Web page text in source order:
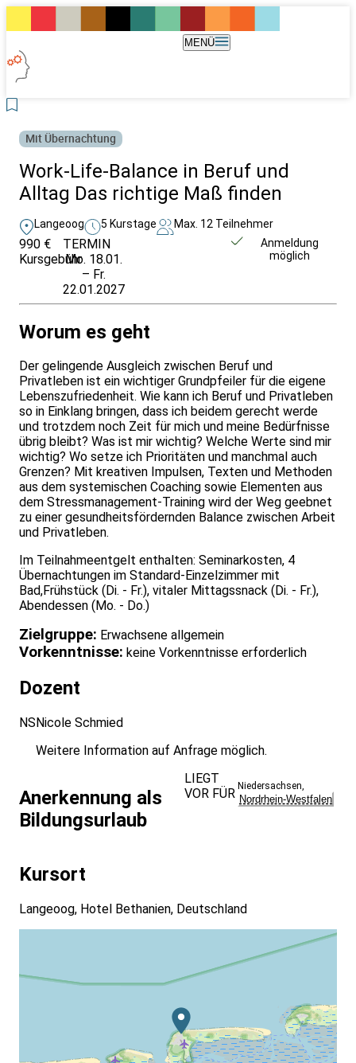
MENÜ
Mit Übernachtung
Work-Life-Balance in Beruf und
Alltag Das richtige Maß finden
Langeoog 5 Kurstage Max. 12 Teilnehmer
990 €
Kursgebühr
TERMIN
Mo. 18.01.
– Fr.
22.01.2027
Anmeldung
möglich
Worum es geht
Der gelingende Ausgleich zwischen Beruf und
Privatleben ist ein wichtiger Grundpfeiler für die eigene
Lebenszufriedenheit. Wie kann ich Beruf und Privatleben
so in Einklang bringen, dass ich beidem gerecht werde
und trotzdem noch Zeit für mich und meine Bedürfnisse
übrig bleibt? Was ist mir wichtig? Welche Werte sind mir
wichtig? Wo setze ich Prioritäten und manchmal auch
Grenzen? Mit kreativen Impulsen, Texten und Methoden
aus dem systemischen Coaching sowie Elementen aus
dem Stressmanagement-Training wird der Weg geebnet
zu einer gesundheitsfördernden Balance zwischen Arbeit
und Privatleben.
Im Teilnahmeentgelt enthalten: Seminarkosten, 4
Übernachtungen im Standard-Einzelzimmer mit
Bad,Frühstück (Di. - Fr.), vitaler Mittagssnack (Di. - Fr.),
Abendessen (Mo. - Do.)
Zielgruppe: Erwachsene allgemein
Vorkenntnisse: keine Vorkenntnisse erforderlich
Dozent
NS Nicole Schmied
Weitere Information auf Anfrage möglich.
Anerkennung als
Bildungsurlaub
LIEGT
VOR FÜR Niedersachsen,
Nordrhein-Westfalen
Kursort
Langeoog, Hotel Bethanien, Deutschland